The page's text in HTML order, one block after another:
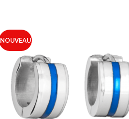
NOUVEAU
liste